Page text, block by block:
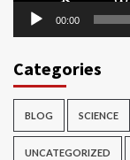
00:00
Categories
BLOG SCIENCE
UNCATEGORIZED